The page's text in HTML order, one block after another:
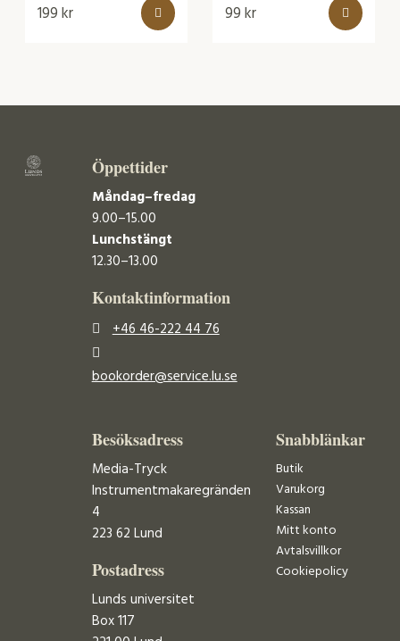
199kr 99kr
Öppettider
Måndag–fredag
9.00–15.00
Lunchstängt
12.30–13.00
Kontaktinformation
+46 46-222 44 76
bookorder@service.lu.se
Besöksadress
Media-Tryck
Instrumentmakaregränden
4
223 62 Lund
Postadress
Lunds universitet
Box 117
Snabblänkar
Butik
Varukorg
Kassan
Mitt konto
Avtalsvillkor
Cookiepolicy